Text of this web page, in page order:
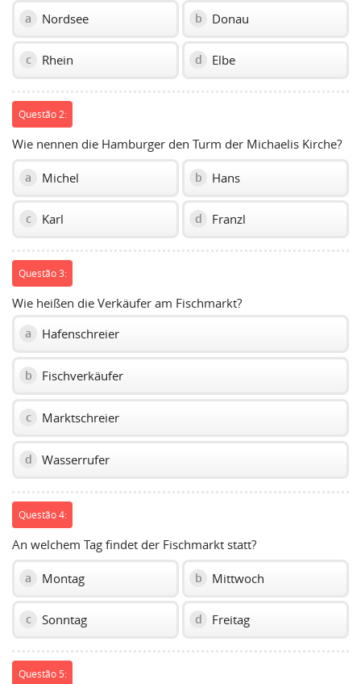
a Nordsee b Donau
c Rhein d Elbe
Questão 2:
Wie nennen die Hamburger den Turm der Michaelis Kirche?
a Michel b Hans
c Karl d Franzl
Questão 3:
Wie heißen die Verkäufer am Fischmarkt?
a Hafenschreier
b Fischverkäufer
c Marktschreier
d Wasserrufer
Questão 4:
An welchem Tag findet der Fischmarkt statt?
a Montag b Mittwoch
c Sonntag d Freitag
Questão 5: